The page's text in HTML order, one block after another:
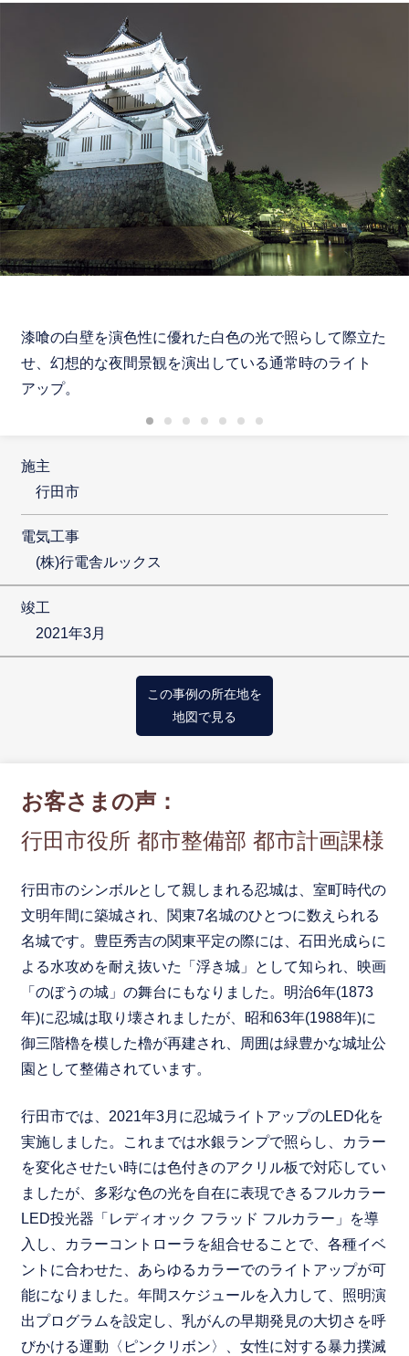
漆喰の白壁を演色性に優れた白色の光で照らして際立た
せ、幻想的な夜間景観を演出している通常時のライト
アップ。
施主
行田市
電気工事
(株)行電舎ルックス
竣工
2021年3月
この事例の所在地を
地図で見る
お客さまの声：
行田市役所 都市整備部 都市計画課様
行田市のシンボルとして親しまれる忍城は、室町時代の
文明年間に築城され、関東7名城のひとつに数えられる
名城です。豊臣秀吉の関東平定の際には、石田光成らに
よる水攻めを耐え抜いた「浮き城」として知られ、映画
「のぼうの城」の舞台にもなりました。明治6年(1873
年)に忍城は取り壊されましたが、昭和63年(1988年)に
御三階櫓を模した櫓が再建され、周囲は緑豊かな城址公
園として整備されています。
行田市では、2021年3月に忍城ライトアップのLED化を
実施しました。これまでは水銀ランプで照らし、カラー
を変化させたい時には色付きのアクリル板で対応してい
ましたが、多彩な色の光を自在に表現できるフルカラー
LED投光器「レディオック フラッド フルカラー」を導
入し、カラーコントローラを組合せることで、各種イベ
ントに合わせた、あらゆるカラーでのライトアップが可
能になりました。年間スケジュールを入力して、照明演
出プログラムを設定し、乳がんの早期発見の大切さを呼
びかける運動〈ピンクリボン〉、女性に対する暴力撲滅